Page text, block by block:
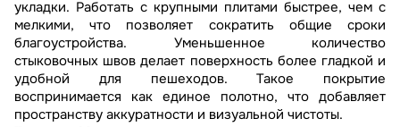
укладки. Работать с крупными плитами быстрее, чем с
мелкими, что позволяет сократить общие сроки
благоустройства. Уменьшенное количество
стыковочных швов делает поверхность более гладкой и
удобной для пешеходов. Такое покрытие
воспринимается как единое полотно, что добавляет
пространству аккуратности и визуальной чистоты.